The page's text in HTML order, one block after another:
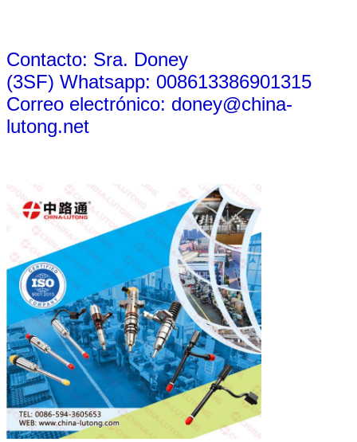
Contacto: Sra. Doney
(3SF) Whatsapp: 008613386901315
Correo electrónico: doney@china-
lutong.net